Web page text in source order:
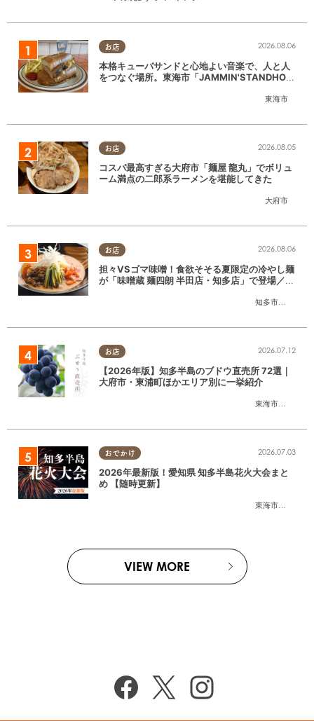
お店
東海市
2026.08.06
本格キューバサンドと心地よい音楽で、人と人
をつなぐ場所。東海市「JAMMIN'STANDHOU
お店
大府市
2026.08.05
コスパ最高すぎる大府市「麺屋 龍丸」でボリュ
ーム満点の二郎系ラーメンを堪能してきた
お店
知多市半田市
2026.08.06
担々VSゴマ味噌！食欲そそる夏限定の冷やし麺
が「味噌蔵 麺四朗 半田店・知多店」で登場／ち
お店
東海市大府市
2026.07.12
【2026年版】知多半島のブドウ直売所 72選｜
大府市・東浦町ほかエリア別に一挙紹介
おでかけ
東海市大府市
2026.07.03
2026年最新版！愛知県 知多半島花火大会まと
め 【随時更新】
VIEW MORE